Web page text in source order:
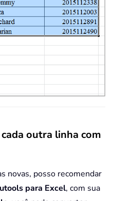
outra linha com
novas, posso recomendar
para Excel, com sua